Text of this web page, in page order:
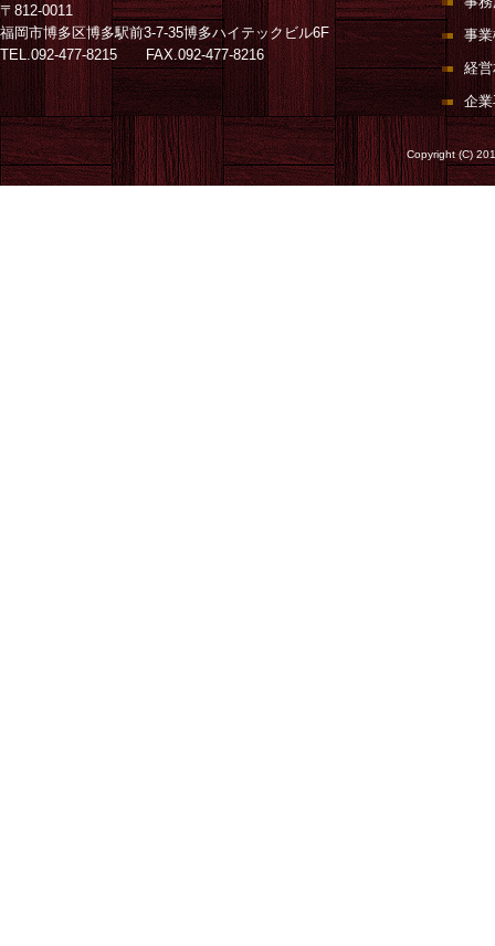
〒812-0011
福岡市博多区博多駅前3-7-35博多ハイテックビル6F
TEL.092-477-8215 FAX.092-477-8216
事
経
企
Copyright (C)